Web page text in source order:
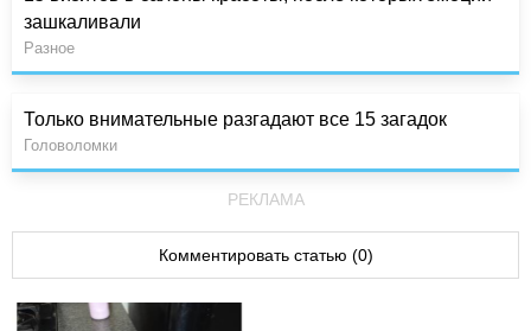
зашкаливали
Разное
Только внимательные разгадают все 15 загадок
Головоломки
РЕКЛАМА
Комментировать статью (0)